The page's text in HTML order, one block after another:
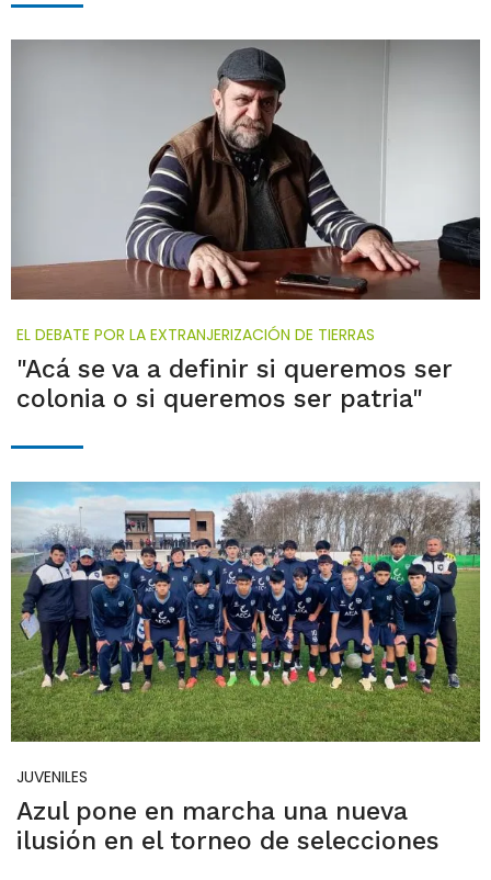
EL DEBATE POR LA EXTRANJERIZACIÓN DE TIERRAS
"Acá se va a definir si queremos ser
colonia o si queremos ser patria"
JUVENILES
Azul pone en marcha una nueva
ilusión en el torneo de selecciones